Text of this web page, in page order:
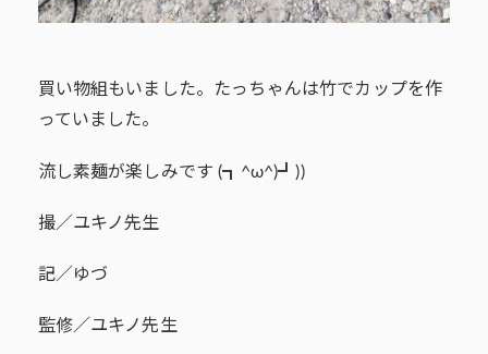
買い物組もいました。たっちゃんは竹でカップを作
っていました。
流し素麺が楽しみです (┓^ω^)┛))
撮／ユキノ先生
記／ゆづ
監修／ユキノ先生